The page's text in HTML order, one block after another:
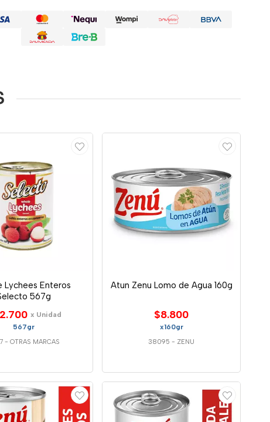
Lychees Enteros
567g
x Unidad
567gr
-OTRAS MARCAS
Atun Zenu Lomo de Agua 160g
$8.800
x160gr
38095 - ZENU